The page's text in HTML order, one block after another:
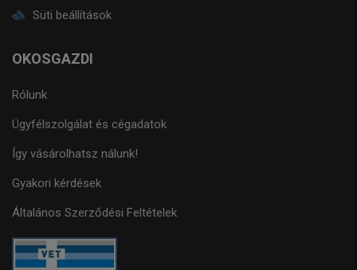
Süti beállítások
OKOSGAZDI
Rólunk
Ügyfélszolgálat és cégadatok
Így vásárolhatsz nálunk!
Gyakori kérdések
Általános Szerződési Feltételek